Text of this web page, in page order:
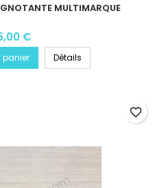
MULTIMARQUE
€
panier Détails
favorite_border